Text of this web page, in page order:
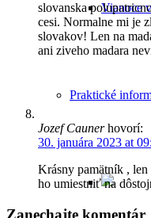
Vianoce
Praktické
slovanska
cesi. Normalne mi je
slovakov! Len na
ani ziveho madara
Jozef Cauner hovorí:
30. januára 2023 at
Krásny pamätník ,
ho umiestniť na
Zanechajte komentár